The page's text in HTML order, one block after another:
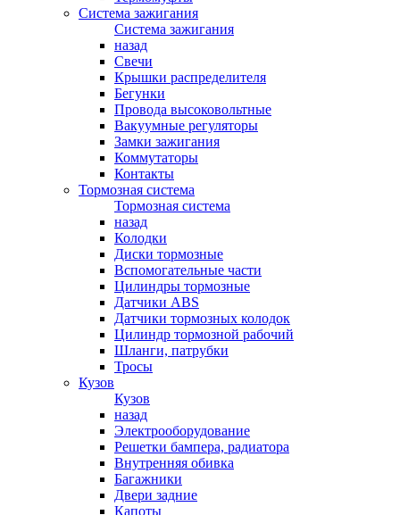
Система зажигания
Система зажигания
назад
Свечи
Крышки распределителя
Бегунки
Провода высоковольтные
Вакуумные регуляторы
Замки зажигания
Коммутаторы
Контакты
Тормозная система
Тормозная система
назад
Колодки
Диски тормозные
Вспомогательные части
Цилиндры тормозные
Датчики ABS
Датчики тормозных колодок
Цилиндр тормозной рабочий
Шланги, патрубки
Тросы
Кузов
Кузов
назад
Электрооборудование
Решетки бампера, радиатора
Внутренняя обивка
Багажники
Двери задние
Капоты